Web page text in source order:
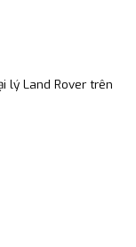
lý Land Rover trên